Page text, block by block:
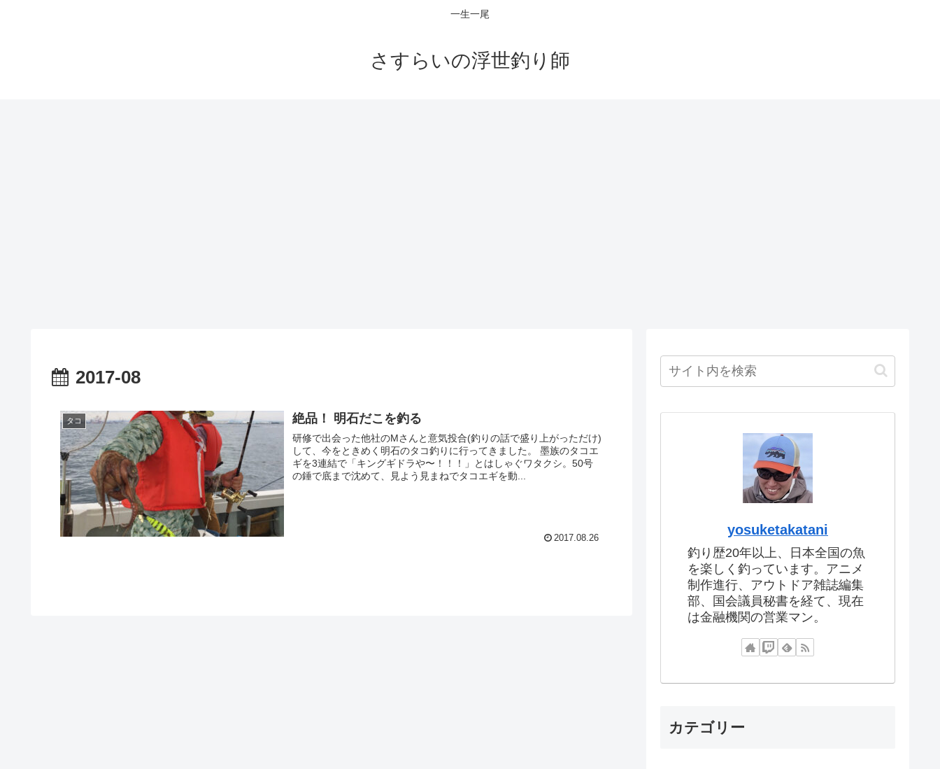
一生一尾
さすらいの浮世釣り師
2017-08
タコ 絶品！ 明石だこを釣る
研修で出会った他社のMさんと意気投合(釣りの話で盛り上がっただけ)
して、今をときめく明石のタコ釣りに行ってきました。 墨族のタコエ
ギを3連結で「キングギドラや〜！！！」とはしゃぐワタクシ。50号
の錘で底まで沈めて、見よう見まねでタコエギを動...
2017.08.26
yosuketakatani
釣り歴20年以上、日本全国の魚
を楽しく釣っています。アニメ
制作進行、アウトドア雑誌編集
部、国会議員秘書を経て、現在
は金融機関の営業マン。
カテゴリー